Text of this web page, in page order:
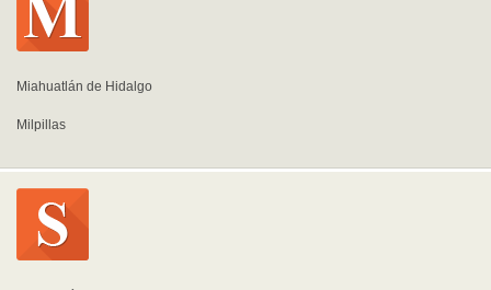
Miahuatlán de Hidalgo
Milpillas